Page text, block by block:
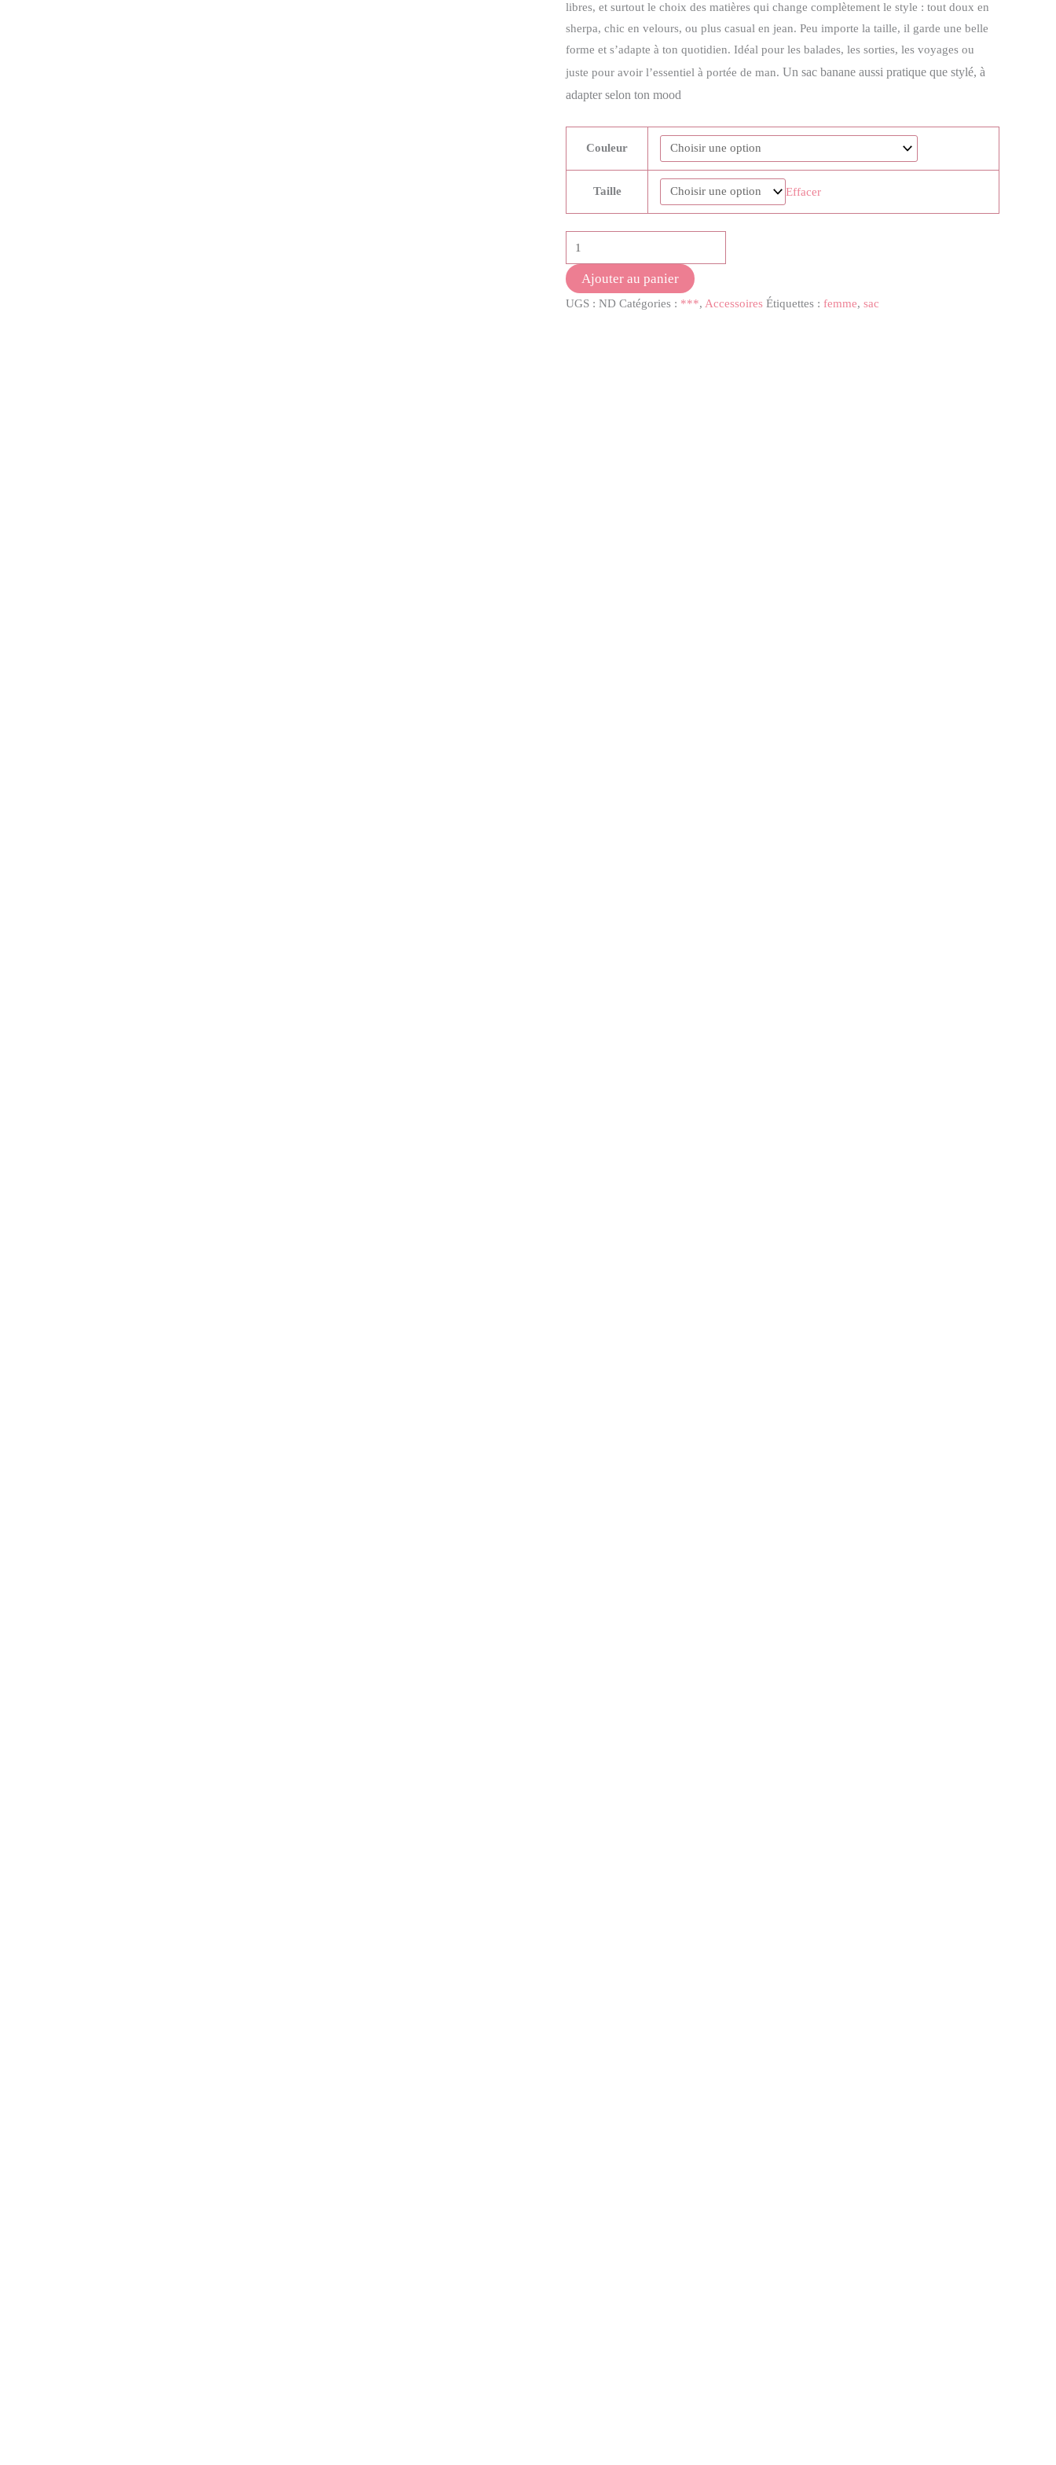
40,00 €
libres, et surtout le choix des matières qui change complètement le style : tout doux en
sherpa, chic en velours, ou plus casual en jean. Peu importe la taille, il garde une belle
forme et s’adapte à ton quotidien. Idéal pour les balades, les sorties, les voyages ou
juste pour avoir l’essentiel à portée de man. Un sac banane aussi pratique que stylé, à
adapter selon ton mood
Couleur
Taille Effacer
quantité
de
Sac
Banane
Ajouter au panier
UGS : ND Catégories : ***, Accessoires Étiquettes : femme, sac